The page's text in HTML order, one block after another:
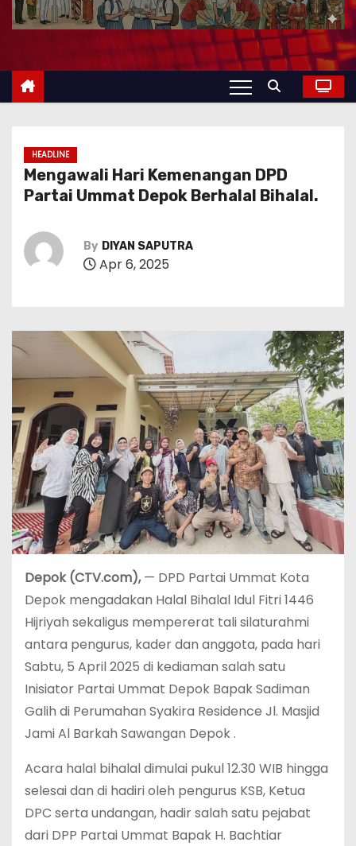
HEADLINE
Mengawali Hari Kemenangan DPD
Partai Ummat Depok Berhalal Bihalal.
By DIYAN SAPUTRA
Apr 6, 2025
Depok (CTV.com),— DPD Partai Ummat Kota
Depok mengadakan Halal Bihalal Idul Fitri 1446
Hijriyah sekaligus mempererat tali silaturahmi
antara pengurus, kader dan anggota, pada hari
Sabtu, 5 April 2025 di kediaman salah satu
Inisiator Partai Ummat Depok Bapak Sadiman
Galih di Perumahan Syakira Residence Jl. Masjid
Jami Al Barkah Sawangan Depok .
Acara halal bihalal dimulai pukul 12.30 WIB hingga
selesai dan di hadiri oleh pengurus KSB, Ketua
DPC serta undangan, hadir salah satu pejabat
dari DPP Partai Ummat Bapak H. Bachtiar